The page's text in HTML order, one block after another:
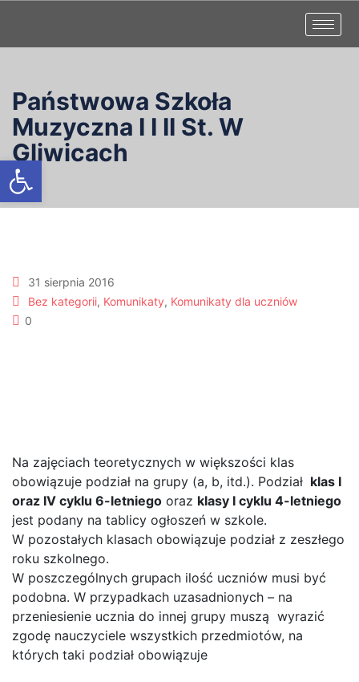
Otwórz pasek narzędzi
Państwowa Szkoła
Muzyczna I I II St. W
Gliwicach
31 sierpnia 2016
Bez kategorii, Komunikaty, Komunikaty dla uczniów
0
Na zajęciach teoretycznych w większości klas
obowiązuje podział na grupy (a, b, itd.). Podział klas I
oraz IV cyklu 6-letniego oraz klasy I cyklu 4-letniego
jest podany na tablicy ogłoszeń w szkole.
W pozostałych klasach obowiązuje podział z zeszłego
roku szkolnego.
W poszczególnych grupach ilość uczniów musi być
podobna. W przypadkach uzasadnionych – na
przeniesienie ucznia do innej grupy muszą wyrazić
zgodę nauczyciele wszystkich przedmiotów, na
których taki podział obowiązuje